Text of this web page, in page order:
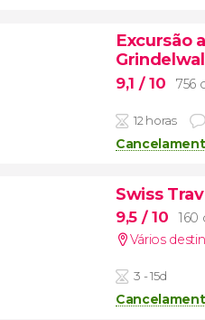
Excursão
9,1 / 10 756
12 horas
Swiss
9,5 / 10
160
Vários
3 - 15d